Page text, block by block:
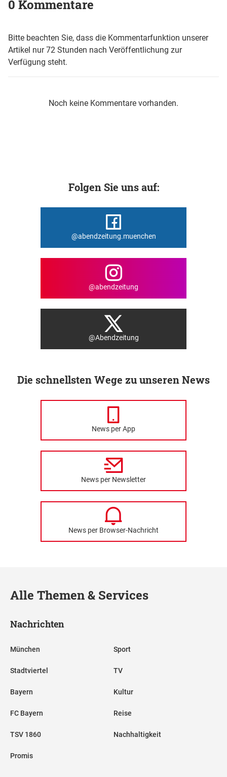
0 Kommentare
Bitte beachten Sie, dass die Kommentarfunktion unserer
Artikel nur 72 Stunden nach Veröffentlichung zur
Verfügung steht.
Noch keine Kommentare vorhanden.
Folgen Sie uns auf:
@abendzeitung.muenchen
@abendzeitung
@Abendzeitung
Die schnellsten Wege zu unseren News
News per App
News per Newsletter
News per Browser-Nachricht
Alle Themen & Services
Nachrichten
München
Stadtviertel
Bayern
FC Bayern
TSV 1860
Promis
Sport
TV
Kultur
Reise
Nachhaltigkeit